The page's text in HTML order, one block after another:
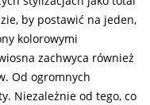
by postawić na jeden,
kolorowymi
zachwyca również
Od ogromnych
Niezależnie od tego, co